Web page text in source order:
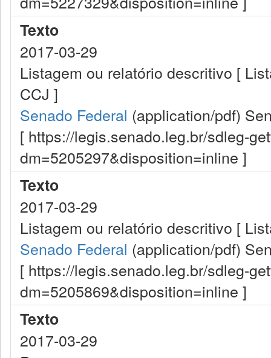
Texto
2017-03-29
Listagem ou relatório descritivo [
CCJ ]
Senado Federal (application/pdf)
[ https://legis.senado.leg.br/sdleg-
dm=5205297&disposition=inline ]
Texto
2017-03-29
Listagem ou relatório descritivo [
Senado Federal (application/pdf)
[ https://legis.senado.leg.br/sdleg-
dm=5205869&disposition=inline ]
Texto
2017-03-29